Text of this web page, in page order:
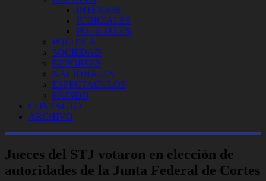
INTERIOR
JUDICIALES
POLICIALES
POLITICA
SOCIEDAD
DEPORTES
NACIONALES
ESPECTACULOS
MUNDO
CONTACTO
ARCHIVO
Jueces del STJ votaron en elección de
autoridades de la Junta Federal de Cortes